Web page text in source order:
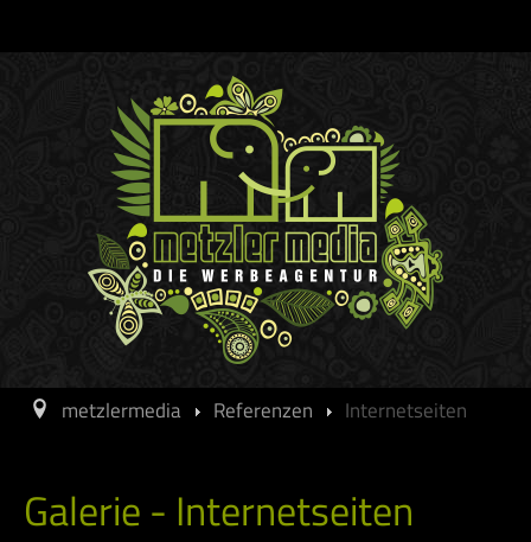
metzlermedia Referenzen Internetseiten
Galerie - Internetseiten